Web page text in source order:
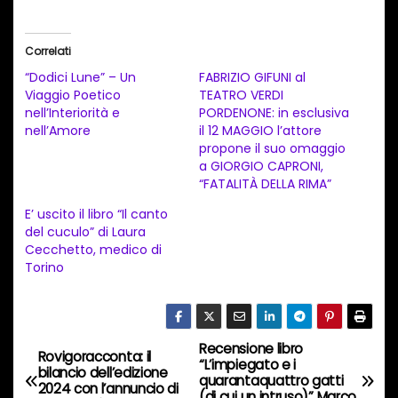
a
m
e
o
i
n
s
o
Correlati
“Dodici Lune” – Un
Viaggio Poetico
nell’Interiorità e
nell’Amore
FABRIZIO GIFUNI al
TEATRO VERDI
PORDENONE: in esclusiva
il 12 MAGGIO l’attore
propone il suo omaggio
a GIORGIO CAPRONI,
“FATALITÀ DELLA RIMA”
E’ uscito il libro “Il canto
del cuculo” di Laura
Cecchetto, medico di
Torino
N
Recensione libro
“L’impiegato e i
quarantaquattro gatti
Rovigoracconta: il
bilancio dell’edizione
2024 con l’annuncio di